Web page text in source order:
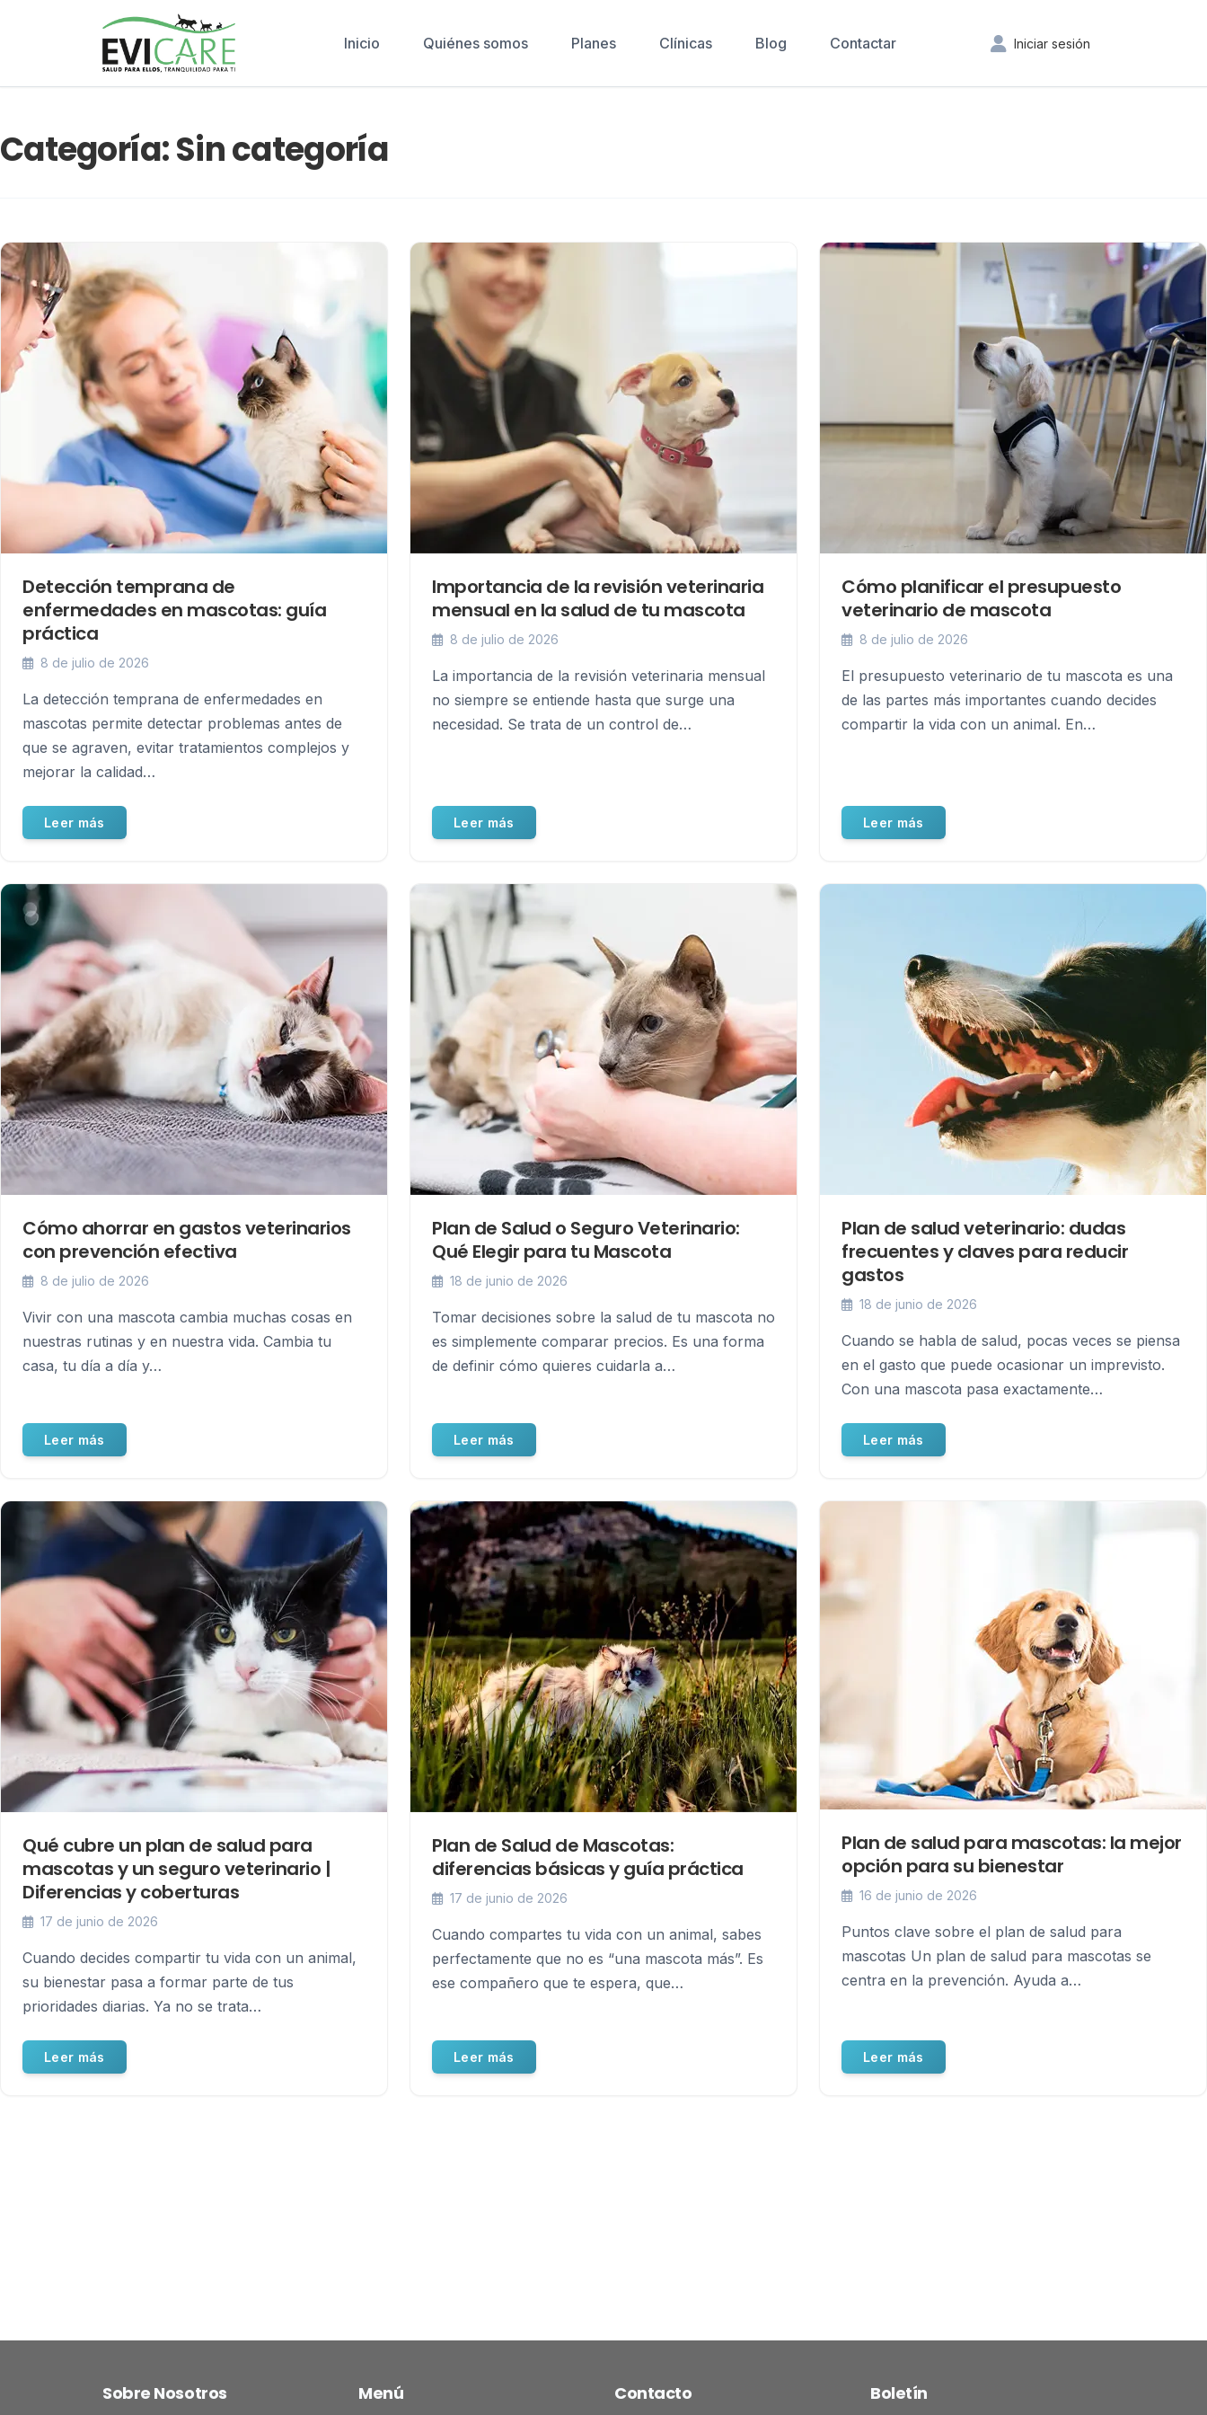
Inicio Quiénes somos Planes Clínicas Blog Contactar Iniciar sesión
Categoría:Sin categoría
Detección temprana de
enfermedades en mascotas: guía
práctica
8 de julio de 2026
La detección temprana de enfermedades en
mascotas permite detectar problemas antes de
que se agraven, evitar tratamientos complejos y
mejorar la calidad…
Leer más
Importancia de la revisión veterinaria
mensual en la salud de tu mascota
8 de julio de 2026
La importancia de la revisión veterinaria mensual
no siempre se entiende hasta que surge una
necesidad. Se trata de un control de…
Leer más
Cómo planificar el presupuesto
veterinario de mascota
8 de julio de 2026
El presupuesto veterinario de tu mascota es una
de las partes más importantes cuando decides
compartir la vida con un animal. En…
Leer más
Cómo ahorrar en gastos veterinarios
con prevención efectiva
8 de julio de 2026
Vivir con una mascota cambia muchas cosas en
nuestras rutinas y en nuestra vida. Cambia tu
casa, tu día a día y…
Leer más
Plan de Salud o Seguro Veterinario:
Qué Elegir para tu Mascota
18 de junio de 2026
Tomar decisiones sobre la salud de tu mascota no
es simplemente comparar precios. Es una forma
de definir cómo quieres cuidarla a…
Leer más
Plan de salud veterinario: dudas
frecuentes y claves para reducir
gastos
18 de junio de 2026
Cuando se habla de salud, pocas veces se piensa
en el gasto que puede ocasionar un imprevisto.
Con una mascota pasa exactamente…
Leer más
Qué cubre un plan de salud para
mascotas y un seguro veterinario |
Diferencias y coberturas
17 de junio de 2026
Cuando decides compartir tu vida con un animal,
su bienestar pasa a formar parte de tus
prioridades diarias. Ya no se trata…
Leer más
Plan de Salud de Mascotas:
diferencias básicas y guía práctica
17 de junio de 2026
Cuando compartes tu vida con un animal, sabes
perfectamente que no es “una mascota más”. Es
ese compañero que te espera, que…
Leer más
Plan de salud para mascotas: la mejor
opción para su bienestar
16 de junio de 2026
Puntos clave sobre el plan de salud para
mascotas Un plan de salud para mascotas se
centra en la prevención. Ayuda a…
Leer más
Sobre Nosotros Menú Contacto Boletín